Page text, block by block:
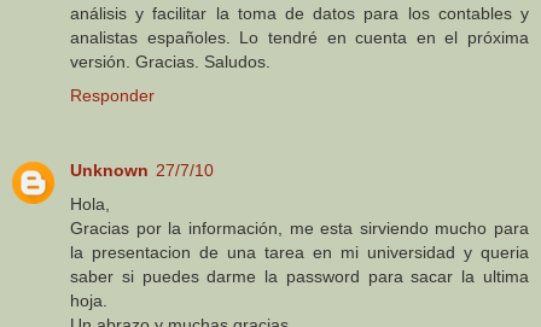
análisis y facilitar la toma de datos para los contables y
analistas españoles. Lo tendré en cuenta en el próxima
versión. Gracias. Saludos.
Responder
Unknown 27/7/10
Hola,
Gracias por la información, me esta sirviendo mucho para
la presentacion de una tarea en mi universidad y queria
saber si puedes darme la password para sacar la ultima
hoja.